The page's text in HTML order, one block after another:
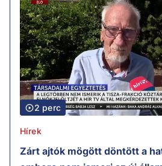
2 perc
Hírek
Zárt ajtók mögött döntött a